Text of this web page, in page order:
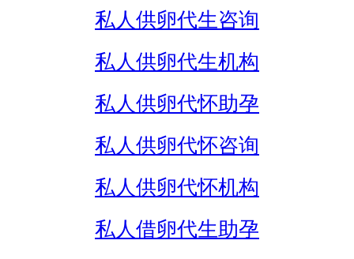
私人供卵代生咨询
私人供卵代生机构
私人供卵代怀助孕
私人供卵代怀咨询
私人供卵代怀机构
私人借卵代生助孕